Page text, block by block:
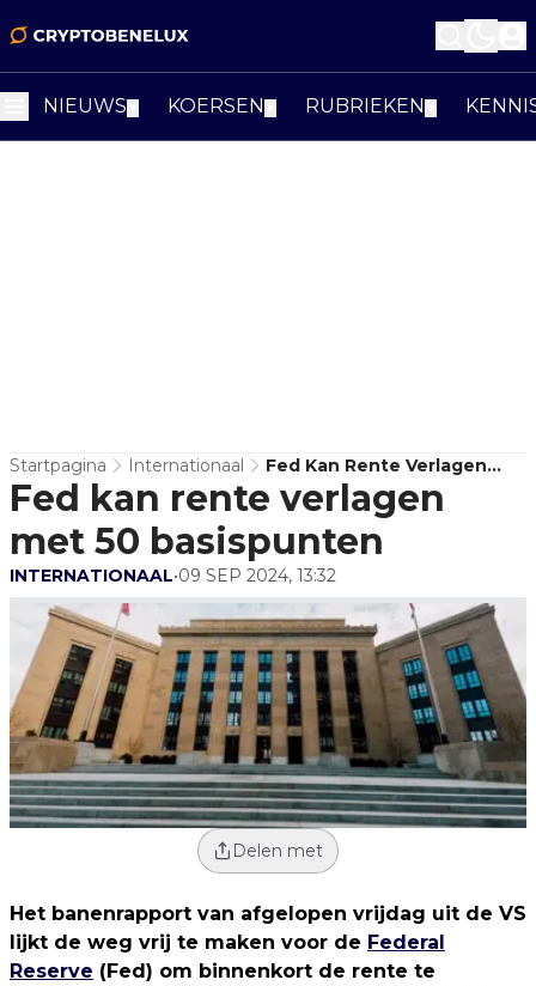
NIEUWS KOERSEN RUBRIEKEN
Startpagina Internationaal
Fed Kan Rente Verlagen
Met 50 Basispunten
Fed kan rente verlagen
met 50 basispunten
INTERNATIONAAL•09 SEP 2024, 13:32
Delen met
Het banenrapport van afgelopen vrijdag uit de VS
lijkt de weg vrij te maken voor de Federal
Reserve (Fed) om binnenkort de rente te